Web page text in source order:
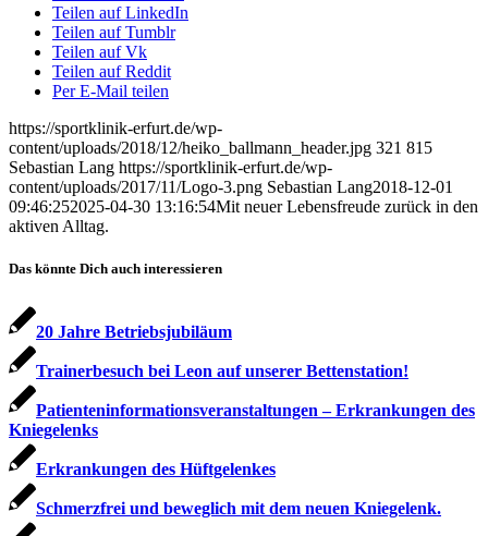
Teilen auf LinkedIn
Teilen auf Tumblr
Teilen auf Vk
Teilen auf Reddit
Per E-Mail teilen
https://sportklinik-erfurt.de/wp-
content/uploads/2018/12/heiko_ballmann_header.jpg 321 815
Sebastian Lang https://sportklinik-erfurt.de/wp-
content/uploads/2017/11/Logo-3.png Sebastian Lang2018-12-01
09:46:252025-04-30 13:16:54Mit neuer Lebensfreude zurück in den
aktiven Alltag.
Das könnte Dich auch interessieren
20 Jahre Betriebsjubiläum
Trainerbesuch bei Leon auf unserer Bettenstation!
Patienteninformationsveranstaltungen – Erkrankungen des
Kniegelenks
Erkrankungen des Hüftgelenkes
Schmerzfrei und beweglich mit dem neuen Kniegelenk.